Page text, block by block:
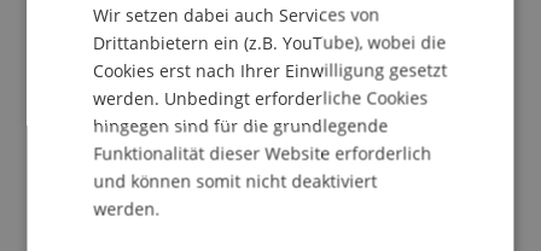
Veranstaltungsdetails
Kontakt
Wir setzen dabei auch Services von
Drittanbietern ein (z.B. YouTube), wobei die
Cookies erst nach Ihrer Einwilligung gesetzt
werden. Unbedingt erforderliche Cookies
hingegen sind für die grundlegende
Funktionalität dieser Website erforderlich
und können somit nicht deaktiviert
werden.